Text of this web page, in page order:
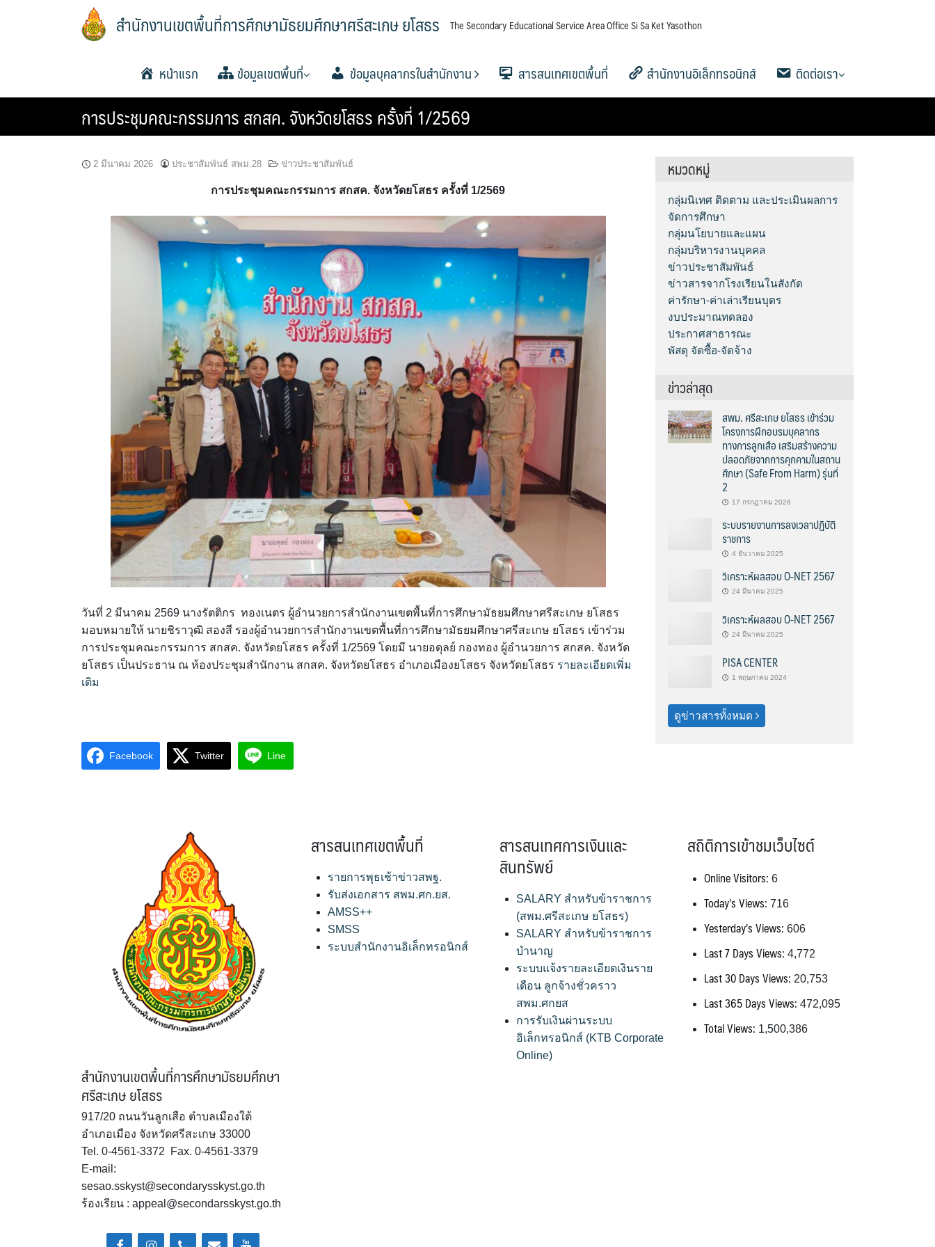
สำนักงานเขตพื้นที่การศึกษามัธยมศึกษาศรีสะเกษ ยโสธร The Secondary Educational Service Area Office Si Sa Ket Yasothon
หน้าแรก ข้อมูลเขตพื้นที่
ประวัติความเป็นมา
วิสัยทัศน์และพันธกิจ
หน้าที่และอำนาจ
แผนพัฒนาคุณภาพการศึกษาขั้น
พื้นฐานพ.ศ.2561-2564
แผนพัฒนาคุณภาพการศึกษาขั้น
พื้นฐาน พ.ศ.2565-2567
แผนพัฒนาคุณภาพการศึกษาขั้น
พื้นฐานพ.ศ.2566-2570
โครงสร้าง หน้าที่และอำนาจ
ทำเนียบ อ.ก.ค.ศ. เขตพื้นที่การ
ศึกษา
อำนาจหน้าที่ อ.ก.ค.ศ.
ประกาศ ตั้ง อ.ก.ค.ศ. เขตพื้นที่
การศึกษามัธยมศึกษา
ปฏิทินการประชุม อ.ก.ค.ศ. เขต
พื้นที่การศึกษามัธยมศึกษาศรีสะเกษ
ข้อมูลบุคลากรในสำนักงาน
ข้อมูลผู้บริหาร
กลุ่มอำนวยการ
กลุ่มบริหารงานการเงินและ
สินทรัพย์
กลุ่มบริหารงานบุคคล
กลุ่มนิเทศ ติดตาม และประเมินผล
การจัดการศึกษา
กลุ่มส่งเสริมการจัดการศึกษา
กลุ่มนโยบายและแผน
กลุ่มส่งเสริมการศึกษาทางไกลฯ
กลุ่มพัฒนาครูและบุคลากร
ทางการศึกษา
กลุ่มกฏหมายและคดี
หน่วยตรวจสอบภายใน
สารสนเทศเขตพื้นที่
ปีงบ 2567
สำนักงานอิเล็กทรอนิกส์
ราชการ
ติดต่อเรา
สอบถาม
การประชุมคณะกรรมการ สกสค. จังหวัดยโสธร ครั้งที่ 1/2569
2 มีนาคม 2026 ประชาสัมพันธ์ สพม.28 ข่าวประชาสัมพันธ์
การประชุมคณะกรรมการ สกสค. จังหวัดยโสธร ครั้งที่ 1/2569
วันที่ 2 มีนาคม 2569 นางรัตติกร ทองเนตร ผู้อำนวยการสำนักงานเขตพื้นที่การศึกษามัธยมศึกษาศรีสะเกษ ยโสธร
มอบหมายให้ นายชิราวุฒิ สองสี รองผู้อำนวยการสำนักงานเขตพื้นที่การศึกษามัธยมศึกษาศรีสะเกษ ยโสธร เข้าร่วม
การประชุมคณะกรรมการ สกสค. จังหวัดยโสธร ครั้งที่ 1/2569 โดยมี นายอดุลย์ กองทอง ผู้อำนวยการ สกสค. จังหวัด
ยโสธร เป็นประธาน ณ ห้องประชุมสำนักงาน สกสค. จังหวัดยโสธร อำเภอเมืองยโสธร จังหวัดยโสธร รายละเอียดเพิ่ม
เติม
Facebook Twitter Line
หมวดหมู่
กลุ่มนิเทศ ติดตาม และประเมินผลการ
จัดการศึกษา
กลุ่มนโยบายและแผน
กลุ่มบริหารงานบุคคล
ข่าวประชาสัมพันธ์
ข่าวสารจากโรงเรียนในสังกัด
ค่ารักษา-ค่าเล่าเรียนบุตร
งบประมาณทดลอง
ประกาศสาธารณะ
พัสดุ จัดซื้อ-จัดจ้าง
ข่าวล่าสุด
สพม. ศรีสะเกษ ยโสธร เข้าร่วม
โครงการฝึกอบรมบุคลากร
ทางการลูกเสือ เสริมสร้างความ
ปลอดภัยจากการคุกคามในสถาน
ศึกษา (Safe From Harm) รุ่นที่
2
17 กรกฎาคม 2026
ระบบรายงานการลงเวลาปฏิบัติ
ราชการ
4 ธันวาคม 2025
วิเคราะห์ผลสอบ O-NET 2567
24 มีนาคม 2025
วิเคราะห์ผลสอบ O-NET 2567
24 มีนาคม 2025
PISA CENTER
1 พฤษภาคม 2024
ดูข่าวสารทั้งหมด
สำนักงานเขตพื้นที่การศึกษามัธยมศึกษา
ศรีสะเกษ ยโสธร
917/20 ถนนวันลูกเสือ ตำบลเมืองใต้
อำเภอเมือง จังหวัดศรีสะเกษ 33000
Tel. 0-4561-3372 Fax. 0-4561-3379
E-mail:
sesao.sskyst@secondarysskyst.go.th
ร้องเรียน : appeal@secondarsskyst.go.th
สารสนเทศเขตพื้นที่
รายการพุธเช้าข่าวสพฐ.
รับส่งเอกสาร สพม.ศก.ยส.
AMSS++
SMSS
ระบบสำนักงานอิเล็กทรอนิกส์
สารสนเทศการเงินและ
สินทรัพย์
SALARY สำหรับข้าราชการ
(สพม.ศรีสะเกษ ยโสธร)
SALARY สำหรับข้าราชการ
บำนาญ
ระบบแจ้งรายละเอียดเงินราย
เดือน ลูกจ้างชั่วคราว
สพม.ศกยส
การรับเงินผ่านระบบ
อิเล็กทรอนิกส์ (KTB Corporate
Online)
สถิติการเข้าชมเว็บไซต์
Online Visitors:6
Today's Views:716
Yesterday's Views:606
Last 7 Days Views:4,772
Last 30 Days Views:20,753
Last 365 Days Views:472,095
Total Views: 1,500,386